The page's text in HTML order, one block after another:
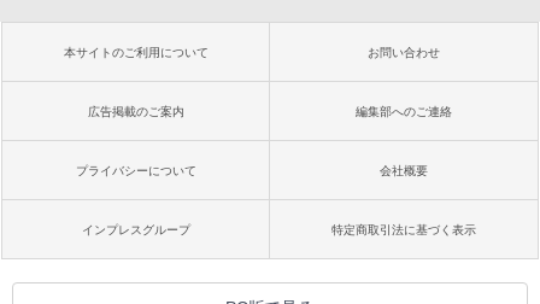
本サイトのご利用について お問い合わせ
広告掲載のご案内 編集部へのご連絡
プライバシーについて 会社概要
インプレスグループ 特定商取引法に基づく表示